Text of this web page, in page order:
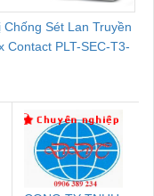
Chống Sét Lan Truyền
Contact PLT-SEC-T3-